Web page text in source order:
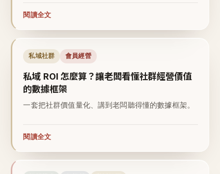
閱讀全文
私域社群 會員經營
私域 ROI 怎麼算？讓老闆看懂社群經營價值
的數據框架
一套把社群價值量化、講到老闆聽得懂的數據框架。
閱讀全文